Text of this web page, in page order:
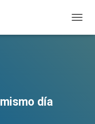
día